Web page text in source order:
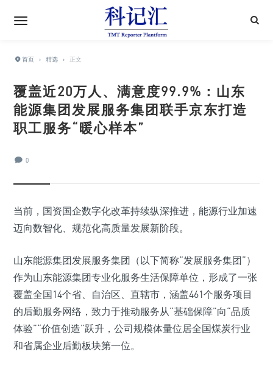
首页 › 精选 › 正文
覆盖近20万人、满意度99.9%：山东
能源集团发展服务集团联手京东打造
职工服务“暖心样本”
0
当前，国资国企数字化改革持续纵深推进，能源行业加速
迈向数智化、规范化高质量发展新阶段。
山东能源集团发展服务集团（以下简称“发展服务集团”）
作为山东能源集团专业化服务生活保障单位，形成了一张
覆盖全国14个省、自治区、直辖市，涵盖461个服务项目
的后勤服务网络，致力于推动服务从“基础保障”向“品质
体验”“价值创造”跃升，公司规模体量位居全国煤炭行业
和省属企业后勤板块第一位。